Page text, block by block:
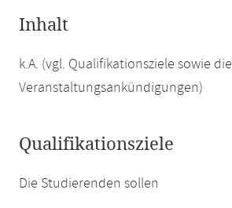
Inhalt
k.A. (vgl. Qualifikationsziele sowie die
Veranstaltungsankündigungen)
Qualifikationsziele
Die Studierenden sollen